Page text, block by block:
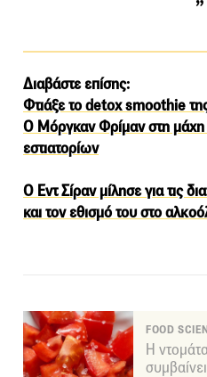
Διαβάστε επίσης:
Φτιάξε το detox smoothie της
Ο Μόργκαν Φρίμαν στη μάχη
εστιατορίων
O Εντ Σίραν μίλησε για τις
και τον εθισμό του στο
FOOD
Η